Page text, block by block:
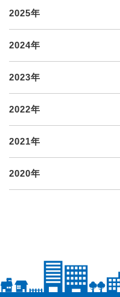
2025年
2024年
2023年
2022年
2021年
2020年